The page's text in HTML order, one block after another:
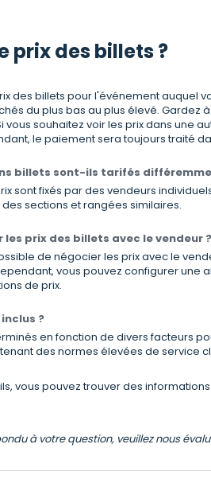
prix des billets ?
des billets pour l'événement auquel
du plus bas au plus élevé.
vous souhaitez voir les prix dans une
le paiement sera toujours traité
billets sont-ils tarifés
sont fixés par des vendeurs
sections et rangées similaires.
les prix des billets avec le vendeur ?
de négocier les prix avec le
vous pouvez configurer une
de prix.
?
en fonction de divers facteurs
des normes élevées de service
vous pouvez trouver des
à votre question, veuillez nous